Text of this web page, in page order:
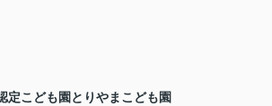
定こども園とりやまこども園